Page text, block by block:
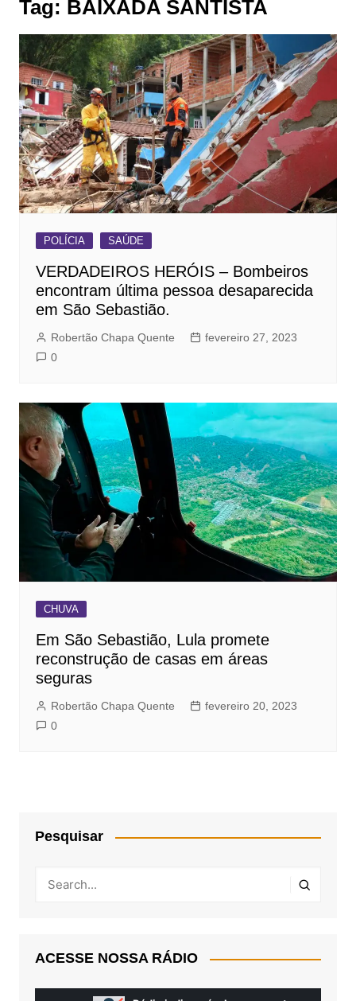
Tag: BAIXADA SANTISTA
POLÍCIA SAÚDE
VERDADEIROS HERÓIS – Bombeiros
encontram última pessoa desaparecida
em São Sebastião.
Robertão Chapa Quente
fevereiro 27, 2023
0
CHUVA
Em São Sebastião, Lula promete
reconstrução de casas em áreas
seguras
Robertão Chapa Quente
fevereiro 20, 2023
0
Pesquisar
ACESSE NOSSA RÁDIO